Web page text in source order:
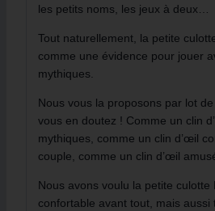
les petits noms, les jeux à deux…
Tout naturellement, la petite
comme une évidence pour jouer
mythiques.
Nous vous la proposons par lot
vous en doutez ! Comme un clin
mythiques, comme un clin d’œil
couple, comme un clin d’œil
Nous avons voulu la petite culotte
confortable avant tout, mais aussi